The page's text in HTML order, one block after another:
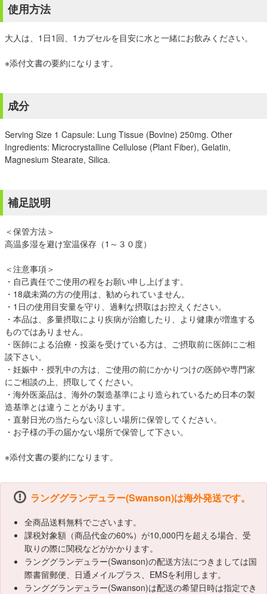
使用方法
大人は、1日1回、1カプセルを目安に水と一緒にお飲みください。
※添付文書の要約になります。
成分
Serving Size 1 Capsule: Lung Tissue (Bovine) 250mg. Other
Ingredients: Microcrystalline Cellulose (Plant Fiber), Gelatin,
Magnesium Stearate, Silica.
補足説明
＜保管方法＞
高温多湿を避け室温保存（1～３０度）
＜注意事項＞
・自己責任でご使用の程をお願い申し上げます。
・18歳未満の方の使用は、勧められていません。
・1日の使用目安量を守り、過剰な摂取はお控えください。
・本品は、多量摂取により疾病が治癒したり、より健康が増進する
ものではありません。
・医師による治療・投薬を受けている方は、ご摂取前に医師にご相
談下さい。
・妊娠中・授乳中の方は、ご使用の前にかかりつけの医師や専門家
にご相談の上、摂取してください。
・海外医薬品は、海外の製造基準により造られているため日本の製
造基準とは違うことがあります。
・直射日光の当たらない涼しい場所に保管してください。
・お子様の手の届かない場所で保管して下さい。
※添付文書の要約になります。
ランググランデュラー(Swanson)は海外発送です。
全商品送料無料でございます。
課税対象額（商品代金の60%）が10,000円を超える場合、受
取りの際に関税などがかかります。
ランググランデュラー(Swanson)の配送方法につきましては国
際書留郵便、日通メイルプラス、EMSを利用します。
ランググランデュラー(Swanson)は配送の希望日時は指定でき